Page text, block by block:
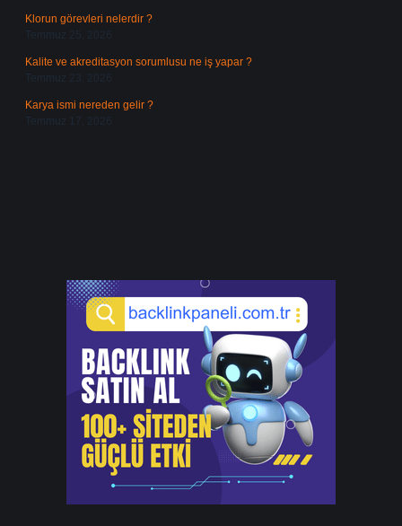
Klorun görevleri nelerdir ?
Temmuz 25, 2026
Kalite ve akreditasyon sorumlusu ne iş yapar ?
Temmuz 23, 2026
Karya ismi nereden gelir ?
Temmuz 17, 2026